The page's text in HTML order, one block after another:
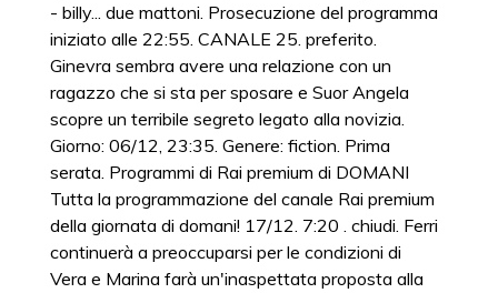
- billy... due mattoni. Prosecuzione del programma
iniziato alle 22:55. CANALE 25. preferito.
Ginevra sembra avere una relazione con un
ragazzo che si sta per sposare e Suor Angela
scopre un terribile segreto legato alla novizia.
Giorno: 06/12, 23:35. Genere: fiction. Prima
serata. Programmi di Rai premium di DOMANI
Tutta la programmazione del canale Rai premium
della giornata di domani! 17/12. 7:20 . chiudi. Ferri
continuerà a preoccuparsi per le condizioni di
Vera e Marina farà un'inaspettata proposta alla